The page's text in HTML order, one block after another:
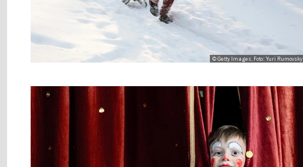
© Getty Images, Foto: Yuri Rumovsky